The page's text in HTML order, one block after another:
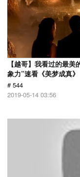
【越哥】我看过的最
象力”速看《美梦成真》
# 544
2019-05-14 03:56